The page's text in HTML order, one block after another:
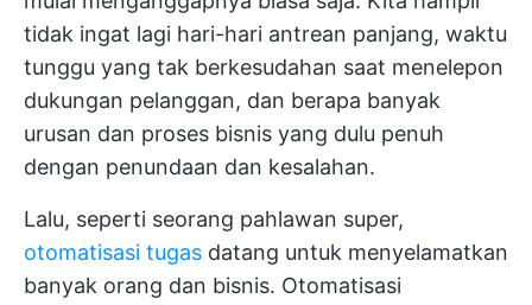
tidak ingat lagi hari-hari antrean panjang, waktu
tunggu yang tak berkesudahan saat menelepon
dukungan pelanggan, dan berapa banyak
urusan dan proses bisnis yang dulu penuh
dengan penundaan dan kesalahan.
Lalu, seperti seorang pahlawan super,
otomatisasi tugas datang untuk menyelamatkan
banyak orang dan bisnis. Otomatisasi